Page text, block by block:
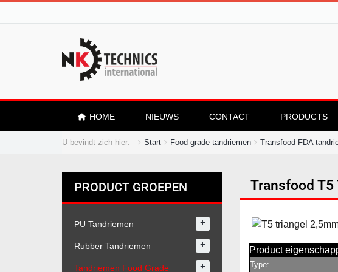
HOME NIEUWS CONTACT PRODUCTS
U bevindt zich hier: Start Food grade tandriemen Transfood FDA
Transfood T5
Product
Type:
PRODUCT GROEPEN
PU Tandriemen +
Rubber Tandriemen +
Tandriemen Food Grade +